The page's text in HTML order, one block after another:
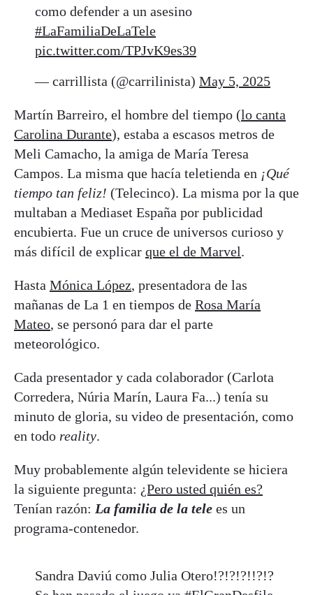
como defender a un asesino
#LaFamiliaDeLaTele
pic.twitter.com/TPJvK9es39
— carrillista (@carrilinista) May 5, 2025
Martín Barreiro, el hombre del tiempo (lo canta
Carolina Durante), estaba a escasos metros de
Meli Camacho, la amiga de María Teresa
Campos. La misma que hacía teletienda en ¡Qué
tiempo tan feliz! (Telecinco). La misma por la que
multaban a Mediaset España por publicidad
encubierta. Fue un cruce de universos curioso y
más difícil de explicar que el de Marvel.
Hasta Mónica López, presentadora de las
mañanas de La 1 en tiempos de Rosa María
Mateo, se personó para dar el parte
meteorológico.
Cada presentador y cada colaborador (Carlota
Corredera, Núria Marín, Laura Fa...) tenía su
minuto de gloria, su video de presentación, como
en todo reality.
Muy probablemente algún televidente se hiciera
la siguiente pregunta: ¿Pero usted quién es?
Tenían razón: La familia de la tele es un
programa-contenedor.
Sandra Daviú como Julia Otero!?!?!?!!?!?